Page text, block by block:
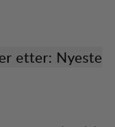
etter: Nyeste